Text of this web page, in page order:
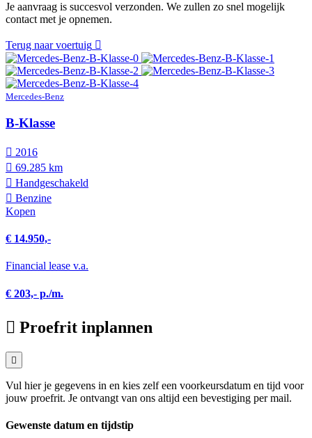
Je aanvraag is succesvol verzonden. We zullen zo snel mogelijk
contact met je opnemen.
Terug naar voertuig
Mercedes-Benz
B-Klasse
2016
69.285 km
Hand­geschakeld
Benzine
Kopen
€ 14.950,-
Financial lease v.a.
€ 203,- p./m.
Proefrit inplannen
Vul hier je gegevens in en kies zelf een voorkeursdatum en tijd voor
jouw proefrit. Je ontvangt van ons altijd een bevestiging per mail.
Gewenste datum en tijdstip